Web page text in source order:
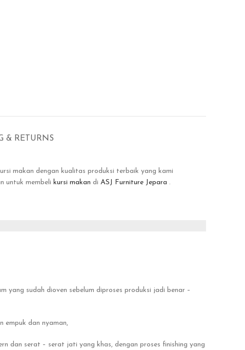
& RETURNS
makan dengan kualitas produksi terbaik yang kami
untuk membeli kursi makan di ASJ Furniture Jepara .
sudah dioven sebelum diproses produksi jadi benar –
empuk dan nyaman,
dan serat – serat jati yang khas, dengan proses finishing yang